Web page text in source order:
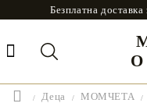
Безплатна
Деца МОМЧЕТА